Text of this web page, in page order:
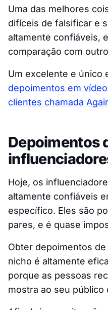
Uma das melhores
difíceis de falsificar e
altamente confiáveis,
comparação com
Um excelente e único
depoimentos em
clientes chamada
Depoimentos
Hoje, os
altamente confiáveis
específico. Eles são
pares, e é quase
Obter depoimentos
nicho é altamente
porque as pessoas
mostra ao seu